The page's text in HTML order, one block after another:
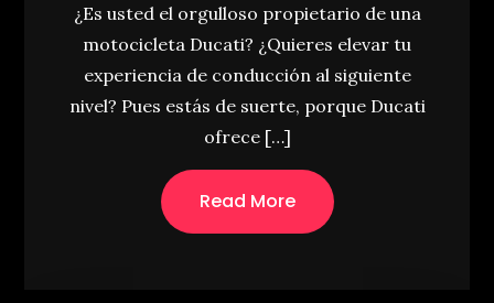
¿Es usted el orgulloso propietario de una
motocicleta Ducati? ¿Quieres elevar tu
experiencia de conducción al siguiente
nivel? Pues estás de suerte, porque Ducati
ofrece […]
Read More